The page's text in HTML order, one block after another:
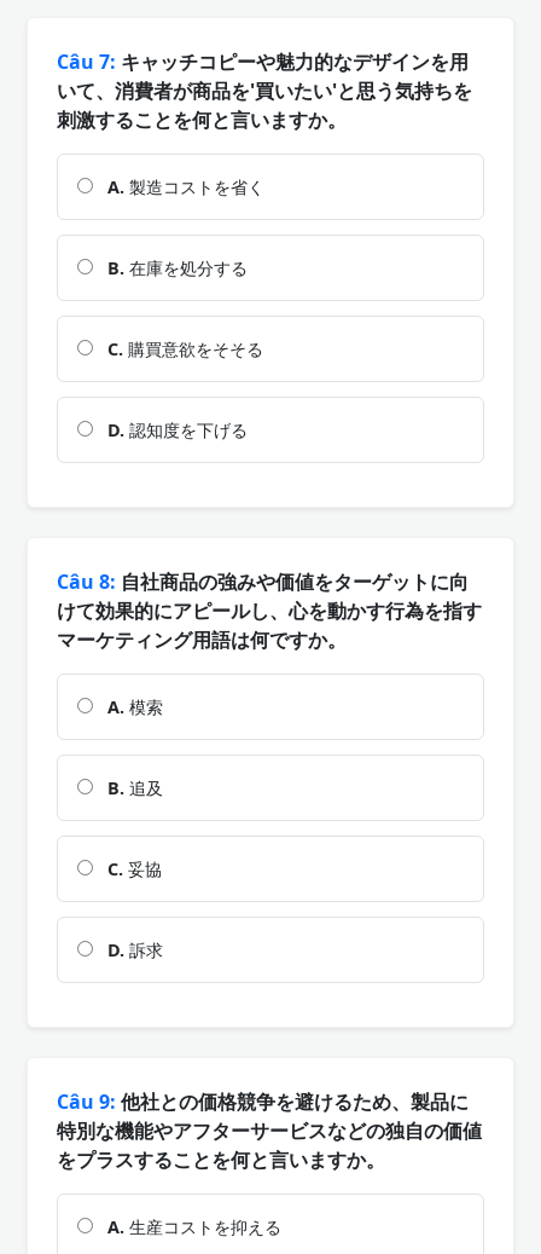
Câu 7: キャッチコピーや魅力的なデザインを用
いて、消費者が商品を'買いたい'と思う気持ちを
刺激することを何と言いますか。
A. 製造コストを省く
B. 在庫を処分する
C. 購買意欲をそそる
D. 認知度を下げる
Câu 8: 自社商品の強みや価値をターゲットに向
けて効果的にアピールし、心を動かす行為を指す
マーケティング用語は何ですか。
A. 模索
B. 追及
C. 妥協
D. 訴求
Câu 9: 他社との価格競争を避けるため、製品に
特別な機能やアフターサービスなどの独自の価値
をプラスすることを何と言いますか。
A. 生産コストを抑える